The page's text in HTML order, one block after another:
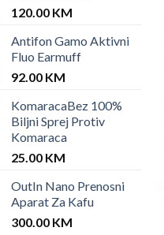
120.00 KM
Antifon Gamo Aktivni
Fluo Earmuff
92.00 KM
KomaracaBez 100%
Biljni Sprej Protiv
Komaraca
25.00 KM
OutIn Nano Prenosni
Aparat Za Kafu
300.00 KM